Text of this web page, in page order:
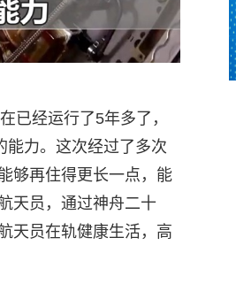
已经运行了5年多了，
能力。这次经过了多次
够再住得更长一点，能
天员，通过神舟二十
天员在轨健康生活，高